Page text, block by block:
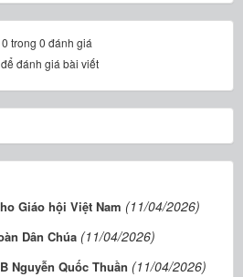
trong 0 đánh giá
đánh giá bài viết
Giáo hội Việt Nam (11/04/2026)
Dân Chúa (11/04/2026)
Nguyễn Quốc Thuần (11/04/2026)